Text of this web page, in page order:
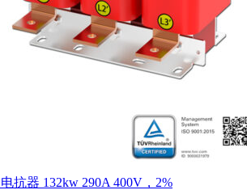
抗器 132kw 290A 400V，2%